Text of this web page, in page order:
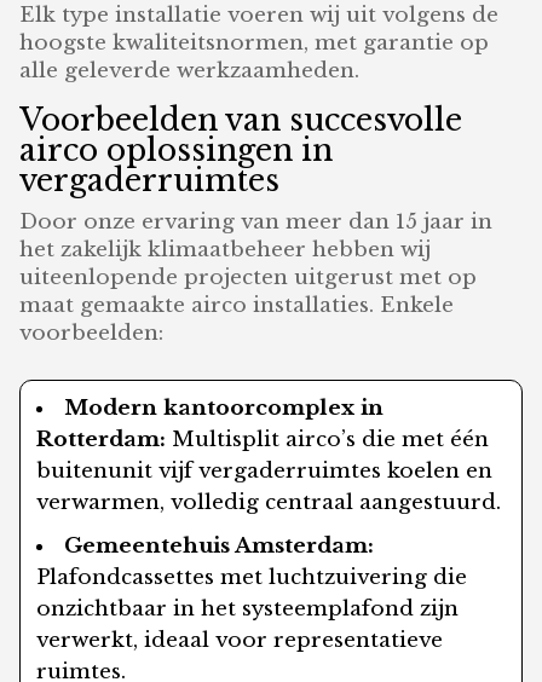
Elk type installatie voeren wij uit volgens de
hoogste kwaliteitsnormen, met garantie op
alle geleverde werkzaamheden.
Voorbeelden van succesvolle
airco oplossingen in
vergaderruimtes
Door onze ervaring van meer dan 15 jaar in
het zakelijk klimaatbeheer hebben wij
uiteenlopende projecten uitgerust met op
maat gemaakte airco installaties. Enkele
voorbeelden:
Modern kantoorcomplex in
Rotterdam: Multisplit airco’s die met één
buitenunit vijf vergaderruimtes koelen en
verwarmen, volledig centraal aangestuurd.
Gemeentehuis Amsterdam:
Plafondcassettes met luchtzuivering die
onzichtbaar in het systeemplafond zijn
verwerkt, ideaal voor representatieve
ruimtes.